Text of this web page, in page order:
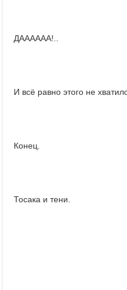
ДАААААА!..
И всё равно этого не
Конец.
Тосака и тени.